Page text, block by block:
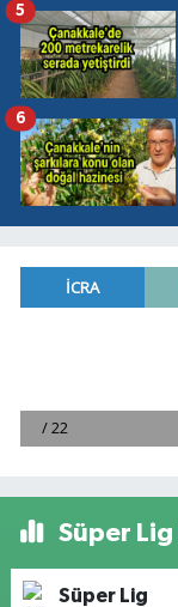
5
6
Süper
Süper Lig